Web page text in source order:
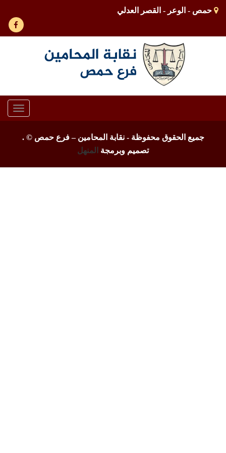
حمص - الوعر - القصر العدلي
جميع الحقوق محفوظة - نقابة المحامين – فرع حمص ©.
تصميم وبرمجة
المنهل